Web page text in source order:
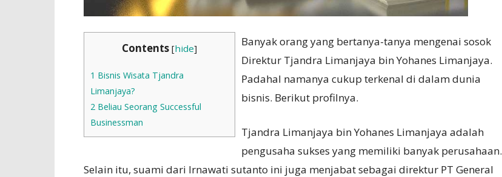
Contents [hide]
1 Bisnis Wisata Tjandra
Limanjaya?
2 Beliau Seorang Successful
Businessman
Banyak orang yang bertanya-tanya mengenai sosok
Direktur Tjandra Limanjaya bin Yohanes Limanjaya.
Padahal namanya cukup terkenal di dalam dunia
bisnis. Berikut profilnya.
Tjandra Limanjaya bin Yohanes Limanjaya adalah
pengusaha sukses yang memiliki banyak perusahaan.
Selain itu, suami dari Irnawati sutanto ini juga menjabat sebagai direktur PT General